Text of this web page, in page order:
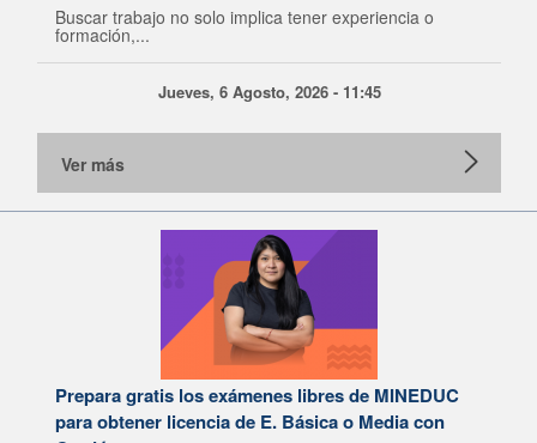
Buscar trabajo no solo implica tener experiencia o
formación,...
Jueves, 6 Agosto, 2026 - 11:45
Ver más
Prepara gratis los exámenes libres de MINEDUC
para obtener licencia de E. Básica o Media con